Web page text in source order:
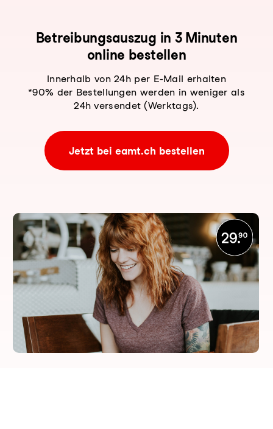
Be­trei­bungs­aus­zug in 3 Minuten
online bestellen
Innerhalb von 24h per E-Mail erhalten
*90% der Bestellungen werden in weniger als
24h versendet (Werktags).
Jetzt bei eamt.ch bestellen